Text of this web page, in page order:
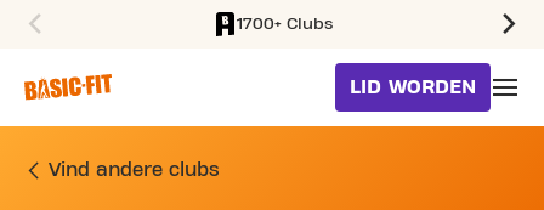
1700+ Clubs
LID WORDEN
Vind andere clubs